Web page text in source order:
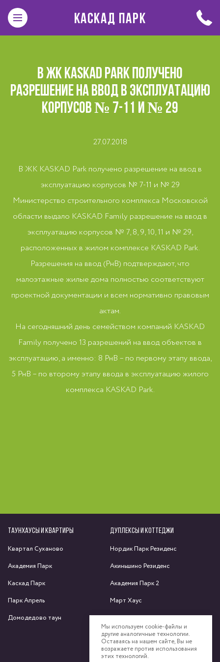
Мы используем cookie-файлы и
другие аналогичные технологии.
Оставаясь на нашем сайте, Вы не
возражаете против использования
этих технологий.
КАСКАД ПАРК
В ЖК KASKAD PARK ПОЛУЧЕНО
РАЗРЕШЕНИЕ НА ВВОД В ЭКСПЛУАТАЦИЮ
КОРПУСОВ № 7-11 И № 29
27.07.2018
В ЖК KASKAD Park получено разрешение на ввод в
эксплуатацию корпусов № 7-11 и № 29
Министерство строительного комплекса Московской
области выдало KASKAD Family разрешение на ввод в
эксплуатацию корпусов № 7, 8, 9, 10, 11 и № 29,
расположенных в жилом комплексе KASKAD Park.
Разрешения на ввод (РнВ) подтверждают, что
малоэтажные жилые дома полностью соответствуют
проектной документации и всем нормативно правовым
актам.
На сегодняшний день семейством компаний KASKAD
Family получено 13 разрешений на ввод объектов в
эксплуатацию, а именно: 8 РнВ – по первому этапу ввода,
5 РнВ – по второму этапу ввода в эксплуатацию жилого
комплекса KASKAD Park.
ТАУНХАУСЫ И КВАРТИРЫ
Квартал Суханово
Академия Парк
Каскад Парк
Парк Апрель
Домодедово таун
ДУПЛЕКСЫ И КОТТЕДЖИ
Нордик Парк Резиденс
Акиньшино Резиденс
Академия Парк 2
Март Хаус
Яхрома парк
Спас-Каменка
Федоскино Парк